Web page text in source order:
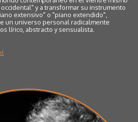
y a transformar su instrumento
extensivo" o "piano extendido",
un universo personal radicalmente
lírico, abstracto y sensualista.